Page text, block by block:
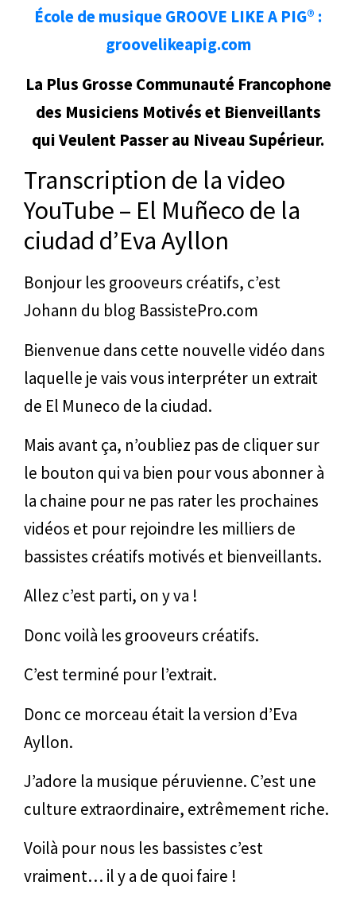
École de musique GROOVE LIKE A PIG® :
groovelikeapig.com
La Plus Grosse Communauté Francophone
des Musiciens Motivés et Bienveillants
qui Veulent Passer au Niveau Supérieur.
Transcription de la video
YouTube – El Muñeco de la
ciudad d’Eva Ayllon
Bonjour les grooveurs créatifs, c’est
Johann du blog BassistePro.com
Bienvenue dans cette nouvelle vidéo dans
laquelle je vais vous interpréter un extrait
de El Muneco de la ciudad.
Mais avant ça, n’oubliez pas de cliquer sur
le bouton qui va bien pour vous abonner à
la chaine pour ne pas rater les prochaines
vidéos et pour rejoindre les milliers de
bassistes créatifs motivés et bienveillants.
Allez c’est parti, on y va !
Donc voilà les grooveurs créatifs.
C’est terminé pour l’extrait.
Donc ce morceau était la version d’Eva
Ayllon.
J’adore la musique péruvienne. C’est une
culture extraordinaire, extrêmement riche.
Voilà pour nous les bassistes c’est
vraiment… il y a de quoi faire !